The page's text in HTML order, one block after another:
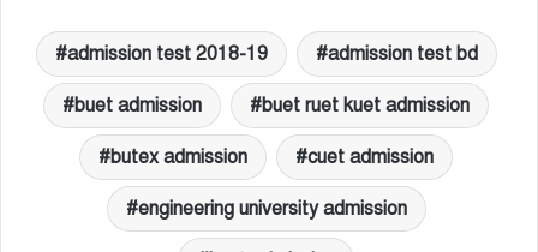
admission test 2018-19 admission test bd
buet admission buet ruet kuet admission
butex admission cuet admission
engineering university admission